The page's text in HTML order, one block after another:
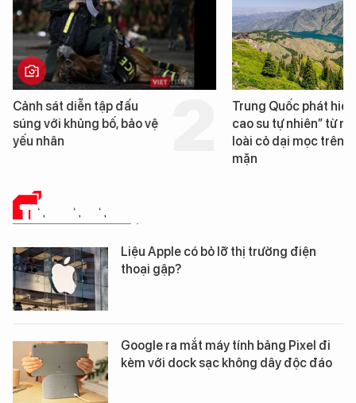
Cảnh sát diễn tập đấu
súng với khủng bố, bảo vệ
yếu nhân
Trung Quốc phát hiện
cao su tự nhiên” từ
loài cỏ dại mọc trên
mặn
TIN CÔNG NGHỆ
Liệu Apple có bỏ lỡ thị trường điện
thoại gập?
Google ra mắt máy tính bảng Pixel đi
kèm với dock sạc không dây độc đáo